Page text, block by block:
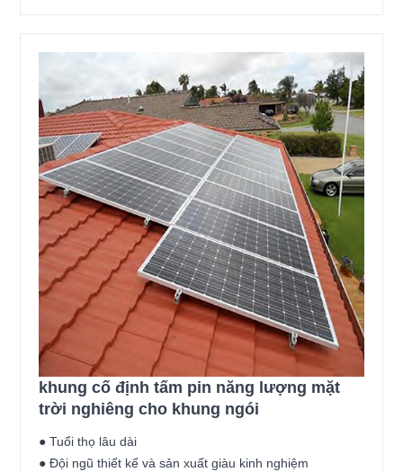
khung cố định tấm pin năng lượng mặt
trời nghiêng cho khung ngói
● Tuổi thọ lâu dài
● Đội ngũ thiết kế và sản xuất giàu kinh nghiệm